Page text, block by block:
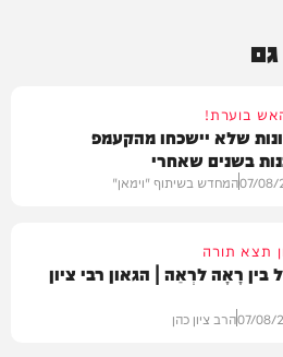
בוערת!
שלא יישכחו מהקעמפ
בשנים שאחרי
07/08/המחדש בשיתוף "וימאן"
תצא תורה
בין רָאָה לרְאֵה | הגאון רבי ציון
07/08/הרב ציון כהן